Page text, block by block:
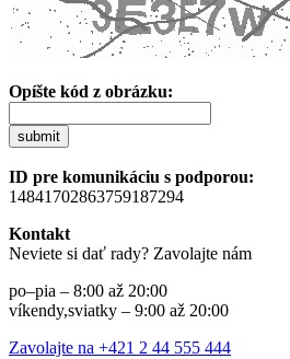
Opíšte kód z obrázku:
submit
ID pre komunikáciu s podporou:
14841702863759187294
Kontakt
Neviete si dať rady? Zavolajte nám
po–pia – 8:00 až 20:00
víkendy,sviatky – 9:00 až 20:00
Zavolajte na +421 2 44 555 444